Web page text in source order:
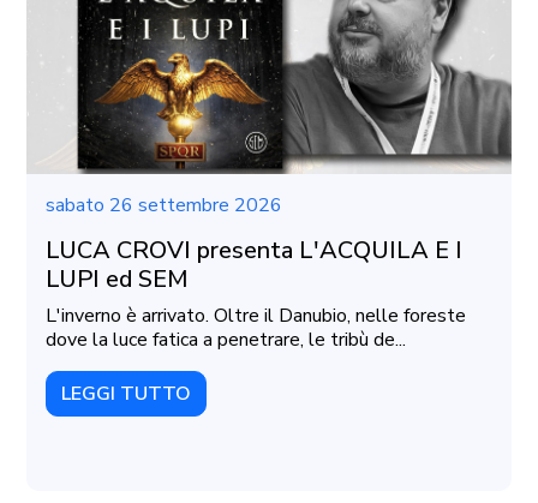
sabato 26 settembre 2026
LUCA CROVI presenta L'ACQUILA E I
LUPI ed SEM
L'inverno è arrivato. Oltre il Danubio, nelle foreste
dove la luce fatica a penetrare, le tribù de...
LEGGI TUTTO